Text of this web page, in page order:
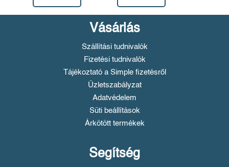
Vásárlás
Szállítási tudnivalók
Fizetési tudnivalók
Tájékoztató a Simple fizetésről
Üzletszabályzat
Adatvédelem
Süti beállítások
Árkötött termékek
Segítség